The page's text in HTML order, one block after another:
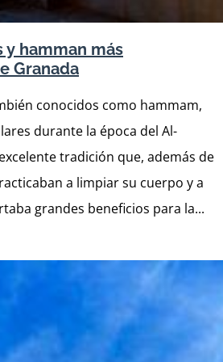
y hamman más
Granada
conocidos como hammam,
durante la época del Al-
tradición que, además de
a limpiar su cuerpo y a
grandes beneficios para la...